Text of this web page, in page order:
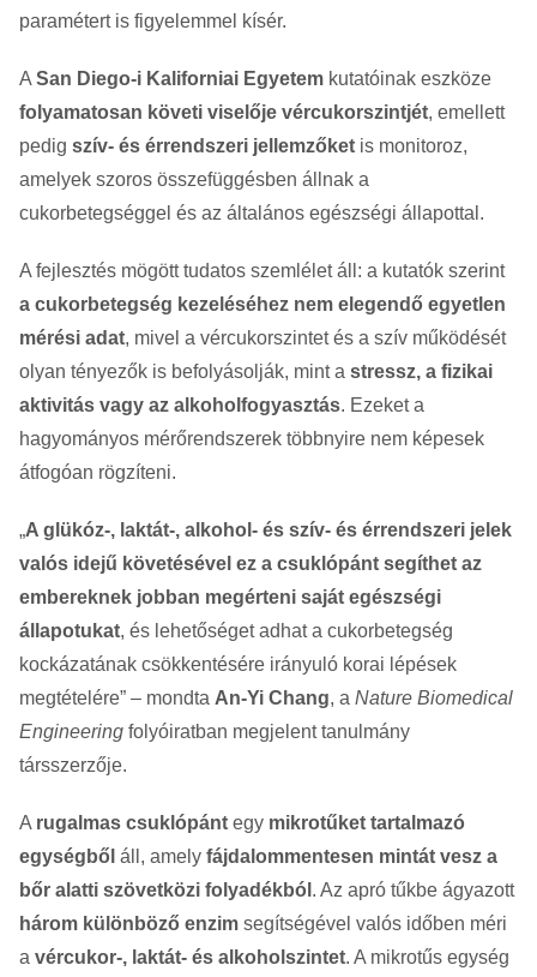
paramétert is figyelemmel kísér.
A San Diego-i Kaliforniai Egyetem kutatóinak eszköze
folyamatosan követi viselője vércukorszintjét, emellett
pedig szív- és érrendszeri jellemzőket is monitoroz,
amelyek szoros összefüggésben állnak a
cukorbetegséggel és az általános egészségi állapottal.
A fejlesztés mögött tudatos szemlélet áll: a kutatók szerint
a cukorbetegség kezeléséhez nem elegendő egyetlen
mérési adat, mivel a vércukorszintet és a szív működését
olyan tényezők is befolyásolják, mint a stressz, a fizikai
aktivitás vagy az alkoholfogyasztás. Ezeket a
hagyományos mérőrendszerek többnyire nem képesek
átfogóan rögzíteni.
„A glükóz-, laktát-, alkohol- és szív- és érrendszeri jelek
valós idejű követésével ez a csuklópánt segíthet az
embereknek jobban megérteni saját egészségi
állapotukat, és lehetőséget adhat a cukorbetegség
kockázatának csökkentésére irányuló korai lépések
megtételére” – mondta An-Yi Chang, a Nature Biomedical
Engineering folyóiratban megjelent tanulmány
társszerzője.
A rugalmas csuklópánt egy mikrotűket tartalmazó
egységből áll, amely fájdalommentesen mintát vesz a
bőr alatti szövetközi folyadékból . Az apró tűkbe ágyazott
három különböző enzim segítségével valós időben méri
a vércukor-, laktát- és alkoholszintet. A mikrotűs egység